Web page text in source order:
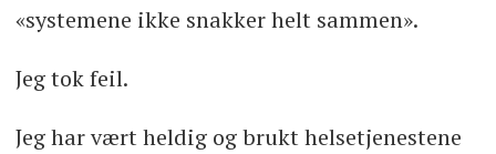
«systemene ikke snakker helt sammen».
Jeg tok feil.
Jeg har vært heldig og brukt helsetjenestene